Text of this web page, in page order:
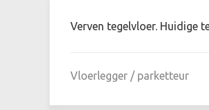
Verven tegelvloer. Huidige
Vloerlegger / parketteur